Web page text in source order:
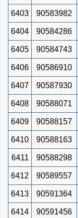
6403 90583982
6404 90584286
6405 90584743
6406 90586910
6407 90587930
6408 90588071
6409 90588157
6410 90588163
6411 90588298
6412 90589557
6413 90591364
6414 90591456